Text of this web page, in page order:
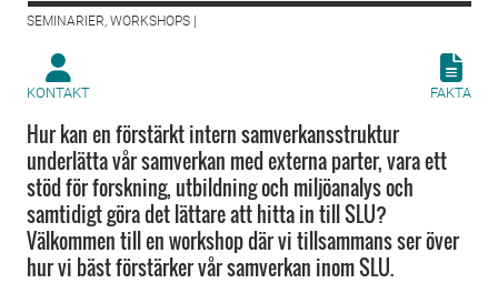
SEMINARIER, WORKSHOPS |
KONTAKT FAKTA
Hur kan en förstärkt intern samverkansstruktur
underlätta vår samverkan med externa parter, vara ett
stöd för forskning, utbildning och miljöanalys och
samtidigt göra det lättare att hitta in till SLU?
Välkommen till en workshop där vi tillsammans ser över
hur vi bäst förstärker vår samverkan inom SLU.